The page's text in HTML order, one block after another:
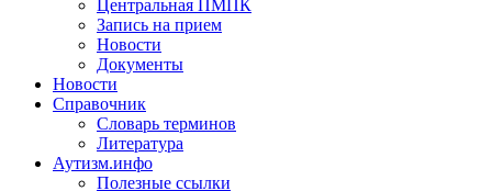
Центральная ПМПК
Запись на прием
Новости
Документы
Новости
Справочник
Словарь терминов
Литература
Аутизм.инфо
Полезные ссылки